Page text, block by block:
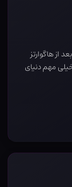
از هاگوارتز
مهم دنیای